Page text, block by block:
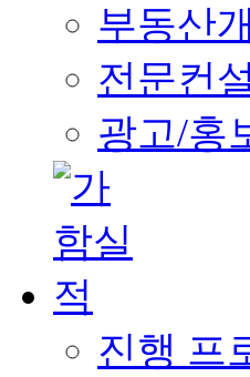
부동산
전문컨
광고/홍
진행 프